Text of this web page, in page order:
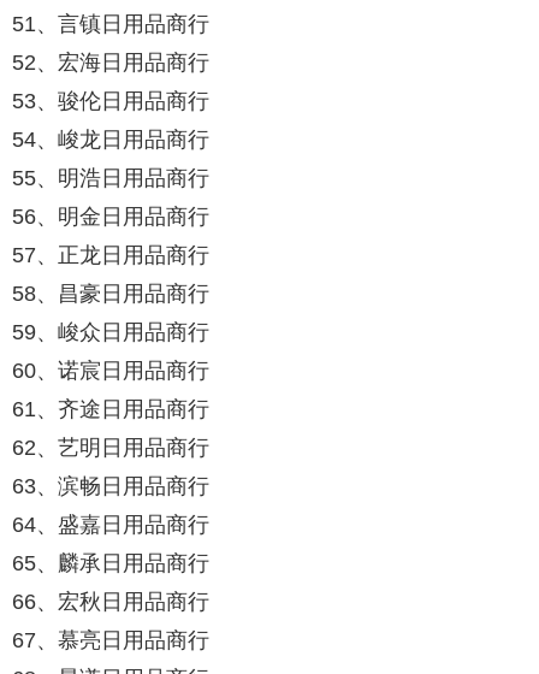
51、言镇日用品商行
52、宏海日用品商行
53、骏伦日用品商行
54、峻龙日用品商行
55、明浩日用品商行
56、明金日用品商行
57、正龙日用品商行
58、昌豪日用品商行
59、峻众日用品商行
60、诺宸日用品商行
61、齐途日用品商行
62、艺明日用品商行
63、滨畅日用品商行
64、盛嘉日用品商行
65、麟承日用品商行
66、宏秋日用品商行
67、慕亮日用品商行